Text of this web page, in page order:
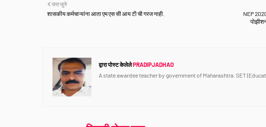
NEP
जरा जुने
शासकीय कर्मचाऱ्यांना आता एम एस सी आय टी ची गरज नाही.
द्वारा पोस्ट केलेलेPRADIPJADHAO
A state awardee teacher by government of Maharashtra. SET